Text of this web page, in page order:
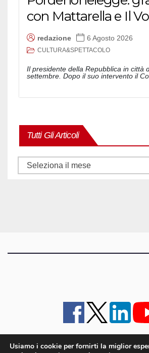
con Mattarella e Il
redazione 6 Agosto 2026
CULTURA&SPETTACOLO
Il presidente della Repubblica in città
settembre. Dopo il suo intervento il
Tutti Gli Articoli
Tutti
Usiamo i cookie per fornirti la miglior